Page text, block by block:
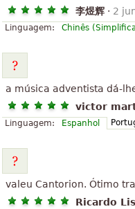
李煜辉 · 2
Linguagem: Chinês
a música adventista dá-
victor
Linguagem: Espanhol
valeu Cantorion. Ótimo
Ricardo